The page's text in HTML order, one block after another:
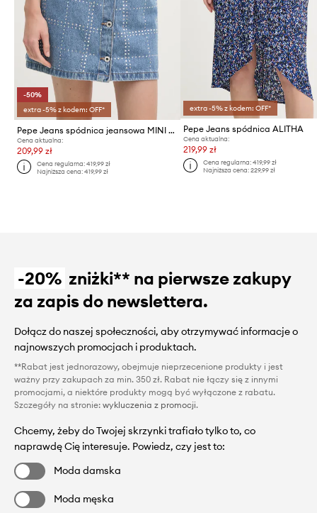
-50%
extra -5% z kodem: OFF*
Pepe Jeans spódnica jeansowa MINI SKIRT HW GLITTER
Cena aktualna:
209,99 zł
Cena regularna:419,99 zł
Najniższa cena:419,99 zł
extra -5% z kodem: OFF*
Pepe Jeans spódnica ALITHA
Cena aktualna:
219,99 zł
Cena regularna: 419,99 zł
Najniższa cena: 229,99 zł
-20% zniżki** na pierwsze zakupy
za zapis do newslettera.
Dołącz do naszej społeczności, aby otrzymywać informacje o
najnowszych promocjach i produktach.
**Rabat jest jednorazowy, obejmuje nieprzecenione produkty i jest
ważny przy zakupach za min. 350 zł. Rabat nie łączy się z innymi
promocjami, a niektóre produkty mogą być wyłączone z rabatu.
Szczegóły na stronie: wykluczenia z promocji.
Chcemy, żeby do Twojej skrzynki trafiało tylko to, co
naprawdę Cię interesuje. Powiedz, czy jest to:
Moda damska
Moda męska